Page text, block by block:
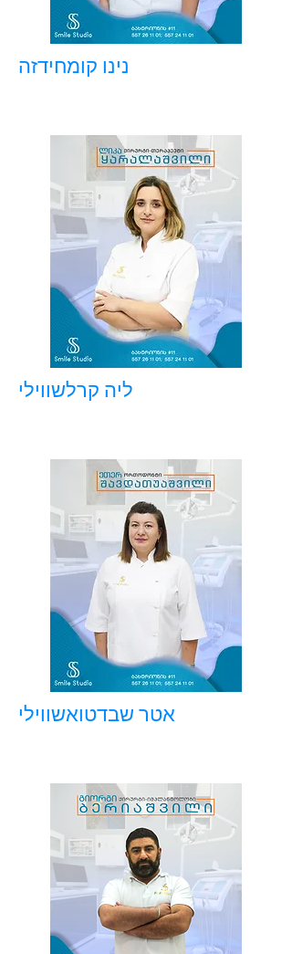
נינו קומחידזה
ליה קרלשווילי
אטר שבדטואשווילי